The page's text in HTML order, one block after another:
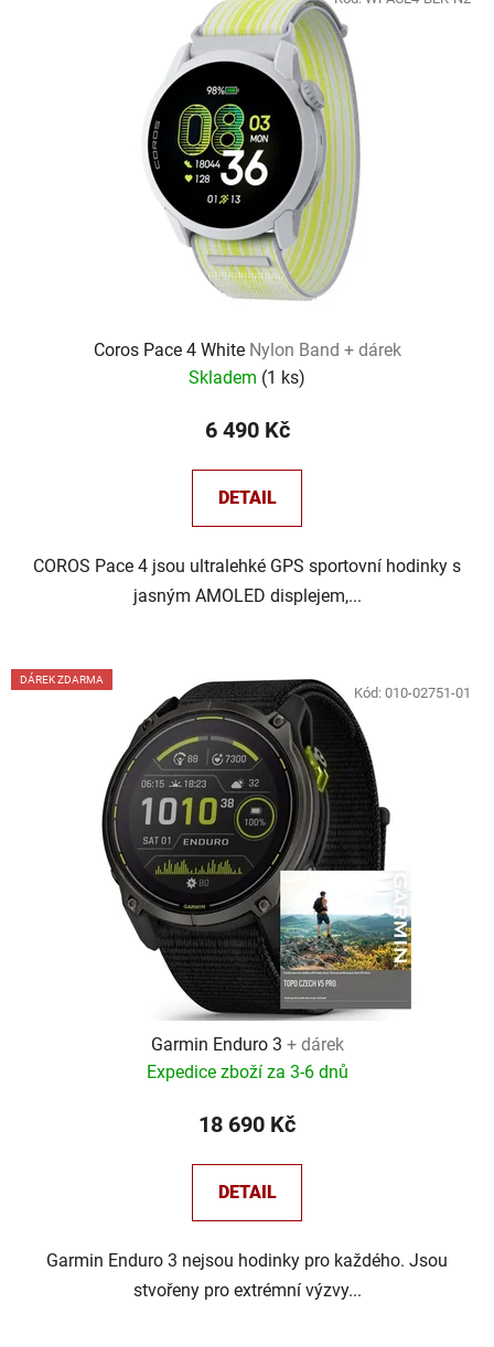
Coros Pace 4 White Nylon Band + dárek
Skladem (1 ks)
6 490 Kč
DETAIL
COROS Pace 4 jsou ultralehké GPS sportovní hodinky s
jasným AMOLED displejem,...
DÁREK ZDARMA
Garmin Enduro 3 + dárek
Expedice zboží za 3-6 dnů
18 690 Kč
DETAIL
Garmin Enduro 3 nejsou hodinky pro každého. Jsou
stvořeny pro extrémní výzvy...
Kód: 010-02751-01